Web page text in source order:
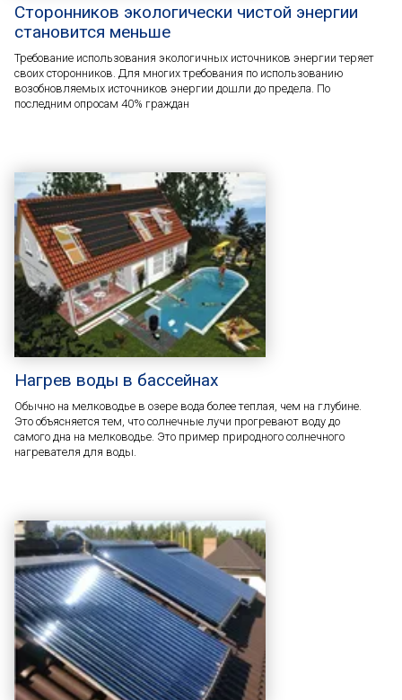
Сторонников экологически чистой энергии
становится меньше
Требование использования экологичных источников энергии теряет
своих сторонников. Для многих требования по использованию
возобновляемых источников энергии дошли до предела. По
последним опросам 40% граждан
Нагрев воды в бассейнах
Обычно на мелководье в озере вода более теплая, чем на глубине.
Это объясняется тем, что солнечные лучи прогревают воду до
самого дна на мелководье. Это пример природного солнечного
нагревателя для воды.